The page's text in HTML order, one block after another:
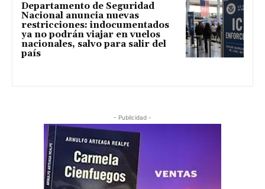
Departamento de Seguridad
Nacional anuncia nuevas
restricciones: indocumentados
ya no podrán viajar en vuelos
nacionales, salvo para salir del
país
- Publicidad -